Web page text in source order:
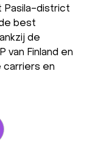
Pasila-district
best
de
van Finland en
carriers en